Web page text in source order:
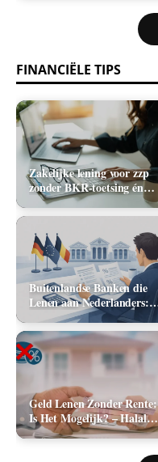
FINANCIËLE TIPS
Zakelijke lening voor zzp
zonder BKR-toetsing én
zonder jaarcijfers: kan het
in 2026?
Buitenlandse Banken die
Lenen aan Nederlanders:
Complete Lijst +
Vergelijking 2026
Geld Lenen Zonder Rente:
Is Het Mogelijk? – Halal
Geld Lenen